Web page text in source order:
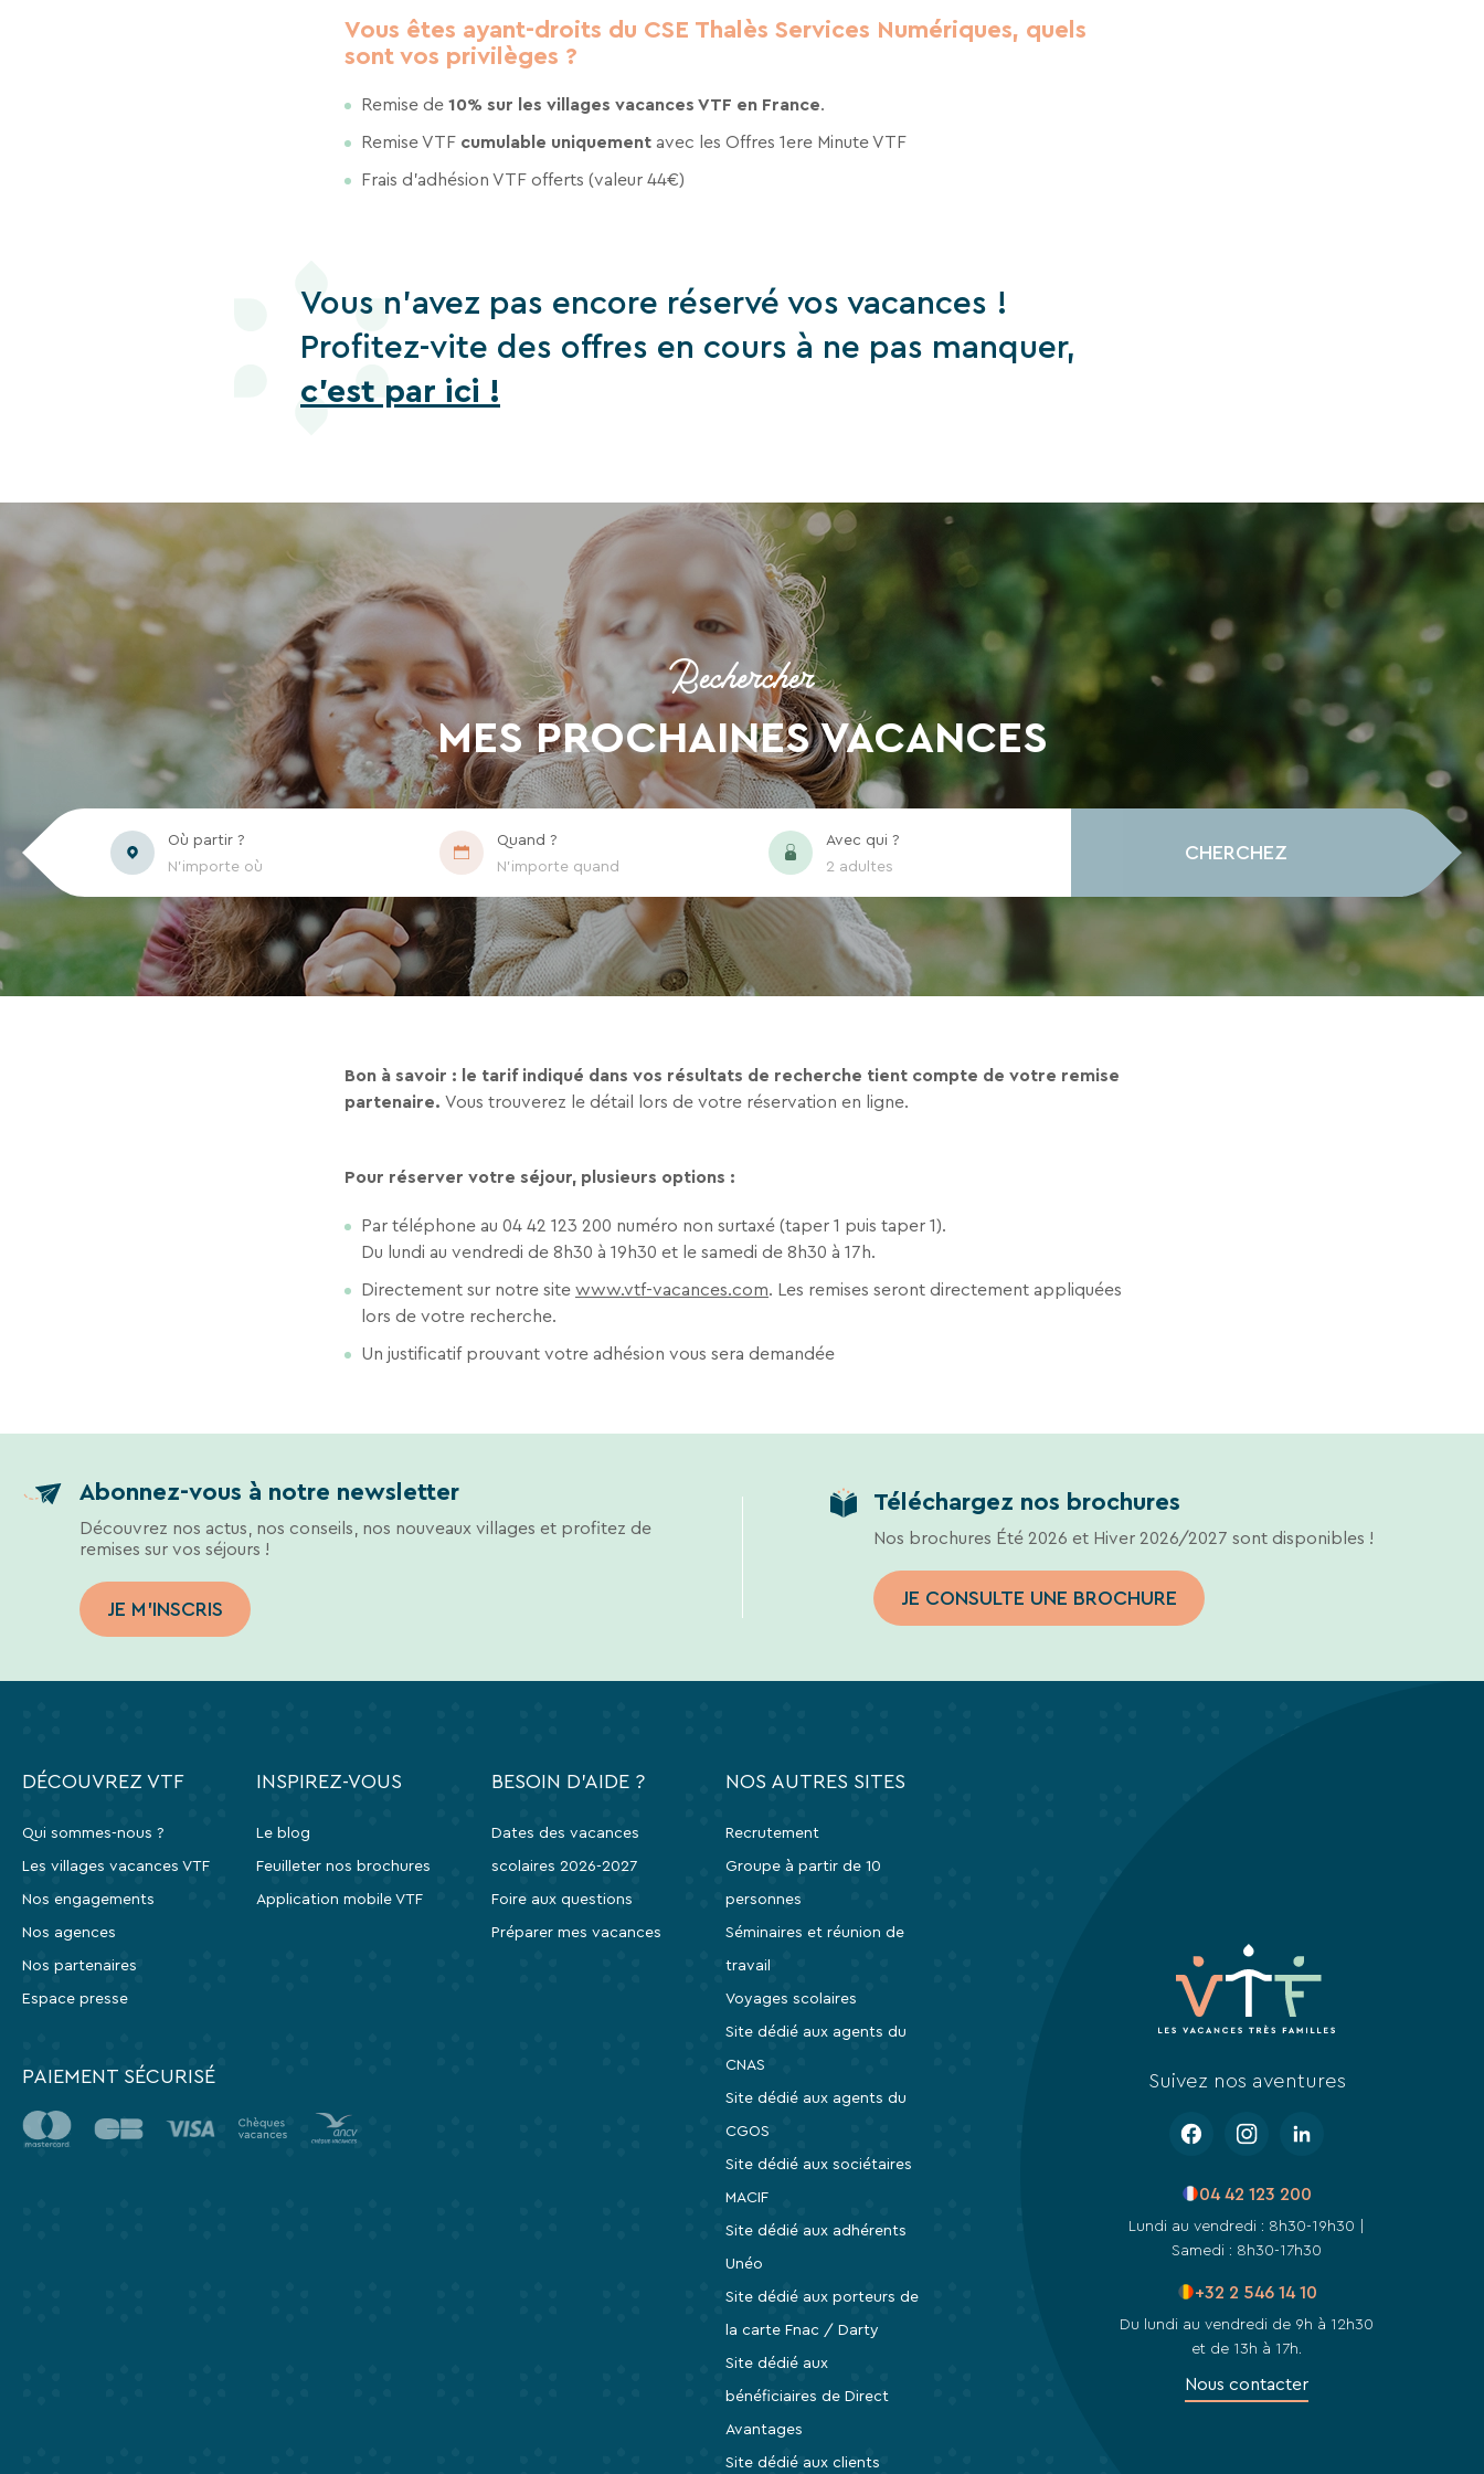
RECHERCHER
Une destination, un hôtel...
Vous êtes ayant-droits du CSE Thalès Services Numériques, quels
sont vos privilèges ?
Remise de10% sur les villages vacances VTF en France.
Remise VTF cumulable uniquement avec les Offres 1ere Minute VTF
Frais d’adhésion VTF offerts (valeur 44€)
Vous n'avez pas encore réservé vos vacances !
Profitez-vite des offres en cours à ne pas manquer,
c'est par ici !
Rechercher
MES PROCHAINES VACANCES
Où partir ?
N'importe où
Quand ?
N'importe quand
Avec qui ?
2 adultes
CHERCHEZ
Bon à savoir : le tarif indiqué dans vos résultats de recherche tient compte de votre remise
partenaire. Vous trouverez le détail lors de votre réservation en ligne.
Pour réserver votre séjour, plusieurs options :
Par téléphone au 04 42 123 200 numéro non surtaxé (taper 1 puis taper 1).
Du lundi au vendredi de 8h30 à 19h30 et le samedi de 8h30 à 17h.
Directement sur notre sitewww.vtf-vacances.com. Les remises seront directement appliquées
lors de votre recherche.
Un justificatif prouvant votre adhésion vous sera demandée
Abonnez-vous à notre newsletter
Découvrez nos actus, nos conseils, nos nouveaux villages et profitez de
remises sur vos séjours !
JE M'INSCRIS
Téléchargez nos brochures
Nos brochures Été 2026 et Hiver 2026/2027 sont disponibles !
JE CONSULTE UNE BROCHURE
Suivez nos aventures
04 42 123 200
Lundi au vendredi : 8h30-19h30 |
Samedi : 8h30-17h30
+32 2 546 14 10
Du lundi au vendredi de 9h à 12h30
et de 13h à 17h.
Nous contacter
DÉCOUVREZ VTF
Qui sommes-nous ?
Les villages vacances VTF
Nos engagements
Nos agences
Nos partenaires
Espace presse
PAIEMENT SÉCURISÉ
INSPIREZ-VOUS
Le blog
Feuilleter nos brochures
Application mobile VTF
BESOIN D'AIDE ?
Dates des vacances
scolaires 2026-2027
Foire aux questions
Préparer mes vacances
NOS AUTRES SITES
Recrutement
Groupe à partir de 10
personnes
Séminaires et réunion de
travail
Voyages scolaires
Site dédié aux agents du
CNAS
Site dédié aux agents du
CGOS
Site dédié aux sociétaires
MACIF
Site dédié aux adhérents
Unéo
Site dédié aux porteurs de
la carte Fnac / Darty
Site dédié aux
bénéficiaires de Direct
Avantages
Site dédié aux clients